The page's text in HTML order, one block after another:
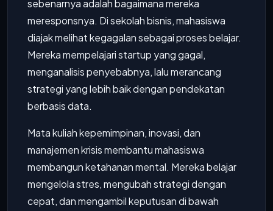
sebenarnya adalah bagaimana mereka
meresponsnya. Di sekolah bisnis, mahasiswa
diajak melihat kegagalan sebagai proses belajar.
Mereka mempelajari startup yang gagal,
menganalisis penyebabnya, lalu merancang
strategi yang lebih baik dengan pendekatan
berbasis data.
Mata kuliah kepemimpinan, inovasi, dan
manajemen krisis membantu mahasiswa
membangun ketahanan mental. Mereka belajar
mengelola stres, mengubah strategi dengan
cepat, dan mengambil keputusan di bawah